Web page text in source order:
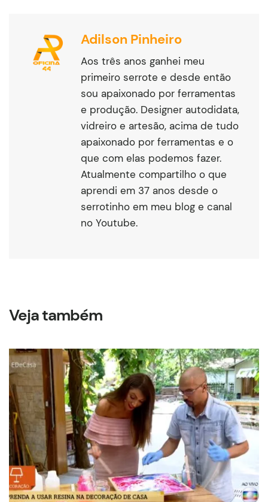
Adilson Pinheiro
Aos três anos ganhei meu
primeiro serrote e desde então
sou apaixonado por ferramentas
e produção. Designer autodidata,
vidreiro e artesão, acima de tudo
apaixonado por ferramentas e o
que com elas podemos fazer.
Atualmente compartilho o que
aprendi em 37 anos desde o
serrotinho em meu blog e canal
no Youtube.
Veja também